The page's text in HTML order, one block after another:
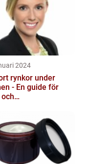
2024
rynkor under
- En guide för